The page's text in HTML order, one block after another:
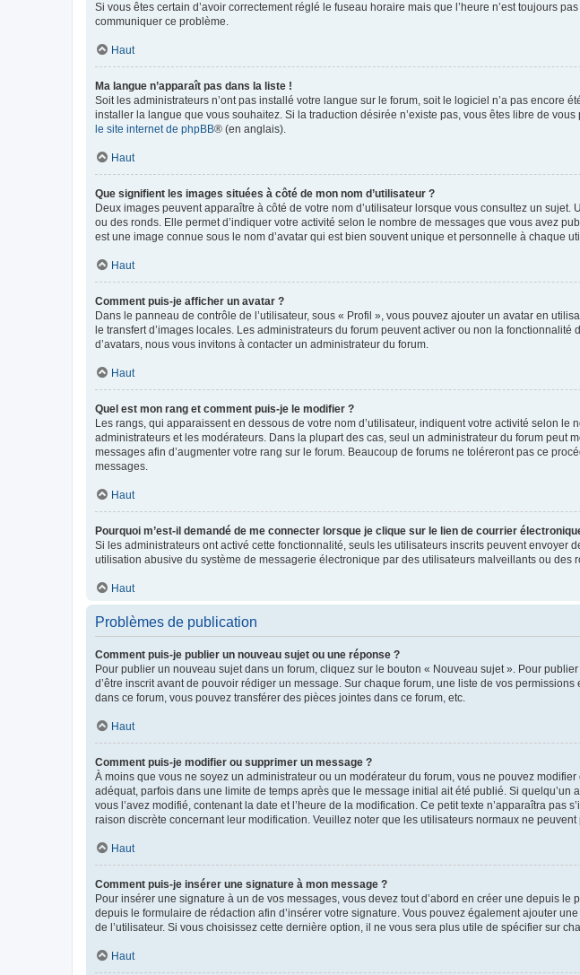
Si vous êtes certain d’avoir correctement réglé le fuseau horaire mais que l’heure n’est toujours
communiquer ce problème.
Haut
Ma langue n’apparaît pas dans la liste !
Soit les administrateurs n’ont pas installé votre langue sur le forum, soit le logiciel n’a pas encore
installer la langue que vous souhaitez. Si la traduction désirée n’existe pas, vous êtes libre de
le site internet de phpBB® (en anglais).
Haut
Que signifient les images situées à côté de mon nom d’utilisateur ?
Deux images peuvent apparaître à côté de votre nom d’utilisateur lorsque vous consultez un
ou des ronds. Elle permet d’indiquer votre activité selon le nombre de messages que vous avez
est une image connue sous le nom d’avatar qui est bien souvent unique et personnelle à chaque
Haut
Comment puis-je afficher un avatar ?
Dans le panneau de contrôle de l’utilisateur, sous « Profil », vous pouvez ajouter un avatar en
le transfert d’images locales. Les administrateurs du forum peuvent activer ou non la
d’avatars, nous vous invitons à contacter un administrateur du forum.
Haut
Quel est mon rang et comment puis-je le modifier ?
Les rangs, qui apparaissent en dessous de votre nom d’utilisateur, indiquent votre activité selon
administrateurs et les modérateurs. Dans la plupart des cas, seul un administrateur du forum
messages afin d’augmenter votre rang sur le forum. Beaucoup de forums ne toléreront pas ce
messages.
Haut
Pourquoi m’est-il demandé de me connecter lorsque je clique sur le lien de courrier
Si les administrateurs ont activé cette fonctionnalité, seuls les utilisateurs inscrits peuvent
utilisation abusive du système de messagerie électronique par des utilisateurs malveillants ou des
Haut
Problèmes de publication
Comment puis-je publier un nouveau sujet ou une réponse ?
Pour publier un nouveau sujet dans un forum, cliquez sur le bouton « Nouveau sujet ». Pour
d’être inscrit avant de pouvoir rédiger un message. Sur chaque forum, une liste de vos
dans ce forum, vous pouvez transférer des pièces jointes dans ce forum, etc.
Haut
Comment puis-je modifier ou supprimer un message ?
À moins que vous ne soyez un administrateur ou un modérateur du forum, vous ne pouvez
adéquat, parfois dans une limite de temps après que le message initial ait été publié. Si
vous l’avez modifié, contenant la date et l’heure de la modification. Ce petit texte n’apparaîtra pas
raison discrète concernant leur modification. Veuillez noter que les utilisateurs normaux ne
Haut
Comment puis-je insérer une signature à mon message ?
Pour insérer une signature à un de vos messages, vous devez tout d’abord en créer une depuis
depuis le formulaire de rédaction afin d’insérer votre signature. Vous pouvez également ajouter
de l’utilisateur. Si vous choisissez cette dernière option, il ne vous sera plus utile de spécifier sur
Haut